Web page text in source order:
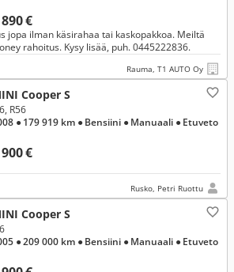
€
jopa ilman käsirahaa tai kaskopakkoa. Meiltä
rahoitus. Kysy lisää, puh. 0445222836.
Rauma, T1 AUTO Oy
Cooper S
€
R56
● 179 919 km ● Bensiini ● Manuaali ● Etuveto
Rusko, Petri Ruottu
Cooper S
● 209 000 km ● Bensiini ● Manuaali ● Etuveto